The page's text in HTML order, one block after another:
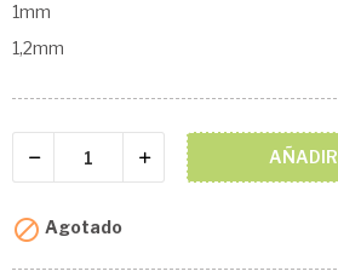
1mm
1,2mm
 Agotado